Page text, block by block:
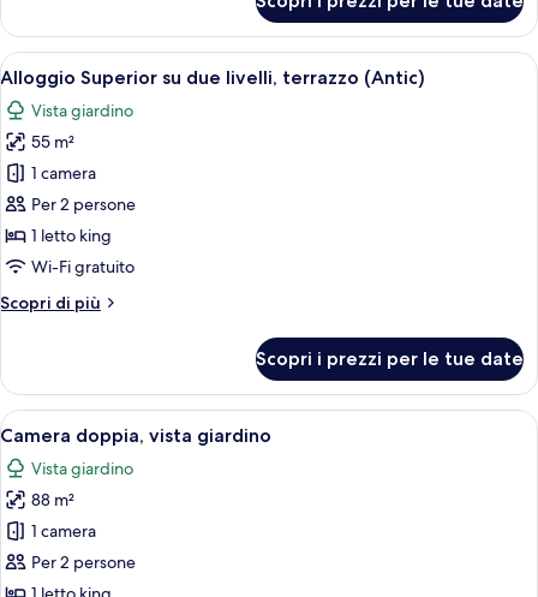
(Antic)
Apri
tutte
le
foto
per
Alloggio
Superior
su
livelli,
Una camera da letto con un letto,
5
Alloggio Superior su due livelli, terrazzo (Antic)
Vista giardino
55 m²
1 camera
Per 2 persone
1 letto king
Wi-Fi gratuito
Scopri di più
Altri
Superior
su
due
terrazzo
(Antic)
Scopri i prezzi per le tue date
Apri
tutte
le
foto
per
Camera
doppia,
Una camera da letto con un letto,
9
Camera doppia, vista giardino
Vista giardino
88 m²
1 camera
Per 2 persone